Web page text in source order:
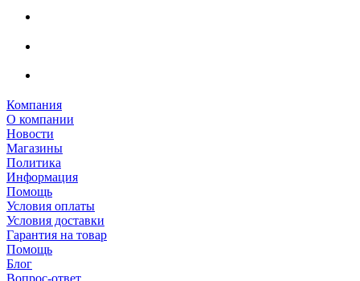
Компания
О компании
Новости
Магазины
Политика
Информация
Помощь
Условия оплаты
Условия доставки
Гарантия на товар
Помощь
Блог
Вопрос-ответ